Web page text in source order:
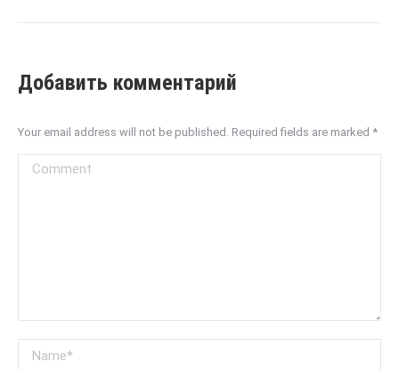
Добавить комментарий
Your email address will not be published. Required fields are marked *
Comment
Name *